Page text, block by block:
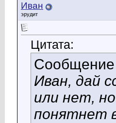
Иван
эрудит
Цитата:
Сообщение
Иван, дай
или нет,
понятнет